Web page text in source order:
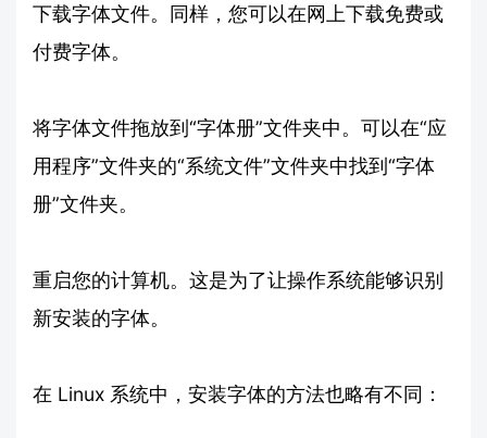
下载字体文件。同样，您可以在网上下载免费或
付费字体。
将字体文件拖放到“字体册”文件夹中。可以在“应
用程序”文件夹的“系统文件”文件夹中找到“字体
册”文件夹。
重启您的计算机。这是为了让操作系统能够识别
新安装的字体。
在 Linux 系统中，安装字体的方法也略有不同：